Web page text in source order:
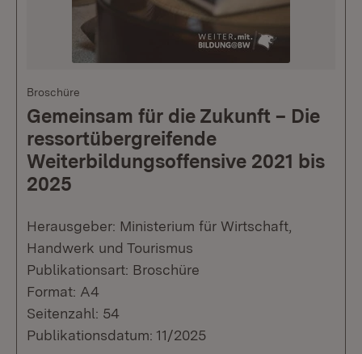
Broschüre
Gemeinsam für die Zukunft – Die
ressortübergreifende
Weiterbildungsoffensive 2021 bis
2025
Herausgeber: Ministerium für Wirtschaft,
Handwerk und Tourismus
Publikationsart: Broschüre
Format: A4
Seitenzahl: 54
Publikationsdatum: 11/2025